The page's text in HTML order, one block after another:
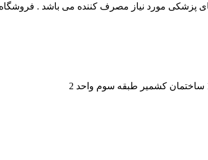
پزشکی مورد نیاز مصرف کننده می باشد . فروشگاه